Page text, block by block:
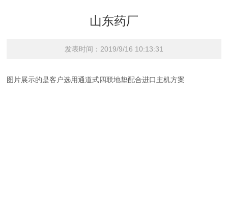
山东药厂
发表时间：2019/9/16 10:13:31
图片展示的是客户选用通道式四联地垫配合进口主机方案